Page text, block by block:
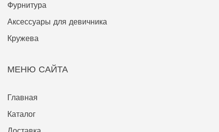
Фурнитура
Аксессуары для девичника
Кружева
МЕНЮ САЙТА
Главная
Каталог